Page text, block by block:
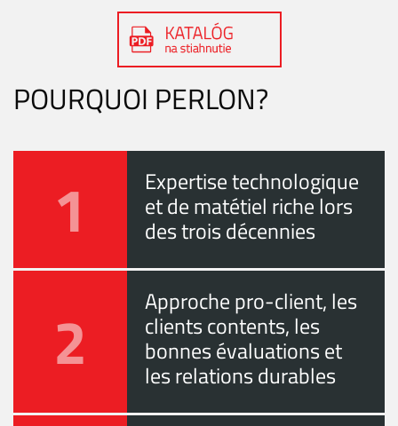
POURQUOI PERLON?
1 Expertise technologique
et de matétiel riche lors
des trois décennies
2 Approche pro-client, les
clients contents, les
bonnes évaluations et
les relations durables